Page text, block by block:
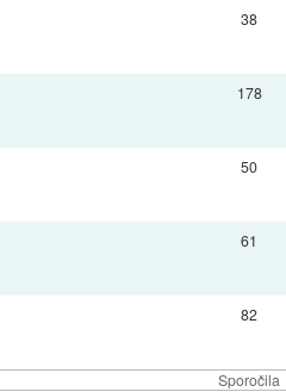
Sporočila
38
178
50
61
82